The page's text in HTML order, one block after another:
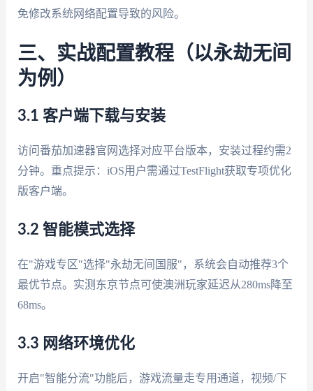
免修改系统网络配置导致的风险。
三、实战配置教程（以永劫无间
为例）
3.1 客户端下载与安装
访问番茄加速器官网选择对应平台版本，安装过程约需2
分钟。重点提示：iOS用户需通过TestFlight获取专项优化
版客户端。
3.2 智能模式选择
在"游戏专区"选择"永劫无间国服"，系统会自动推荐3个
最优节点。实测东京节点可使澳洲玩家延迟从280ms降至
68ms。
3.3 网络环境优化
开启"智能分流"功能后，游戏流量走专用通道，视频/下